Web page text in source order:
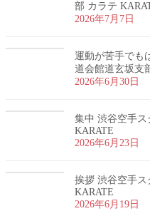
部 カラテ
2026年7月7日
運動が苦手でも
道会館道玄坂支
2026年6月30日
集中 渋谷空手
KARATE
2026年6月23日
挨拶 渋谷空手
KARATE
2026年6月19日